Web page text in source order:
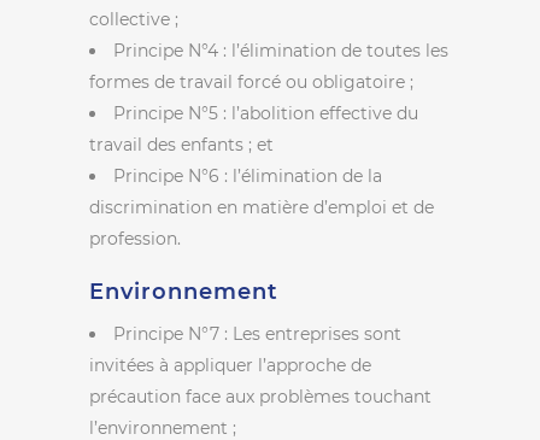
collective ;
Principe N°4 : l’élimination de toutes les
formes de travail forcé ou obligatoire ;
Principe N°5 : l’abolition effective du
travail des enfants ; et
Principe N°6 : l’élimination de la
discrimination en matière d’emploi et de
profession.
Environnement
Principe N°7 : Les entreprises sont
invitées à appliquer l’approche de
précaution face aux problèmes touchant
l’environnement ;